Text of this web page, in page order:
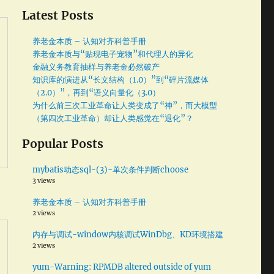
Latest Posts
养老金本质 – 认知对齐科普手册
养老金本质与“贴现电子宠物”和代理人的异化
金融义务教育抽样与养老金必然破产
知识库的演进从“长文结构（1.0）”到“碎片流媒体
（2.0）”，再到“语义向量化（3.0）
为什么前三次工业革命让人类变成了“神”，而大模型
（第四次工业革命）却让人类感觉在“退化”？
Popular Posts
mybatis动态sql-(3)-单次条件判断choose
3 views
养老金本质 – 认知对齐科普手册
2 views
内存与调试-window内核调试WinDbg、KD环境搭建
2 views
yum-Warning: RPMDB altered outside of yum